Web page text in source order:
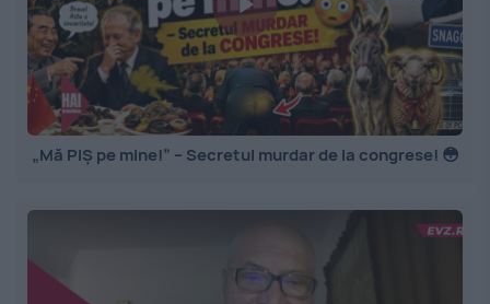
„Mă PIȘ pe mine!” – Secretul murdar de la congrese! 😳